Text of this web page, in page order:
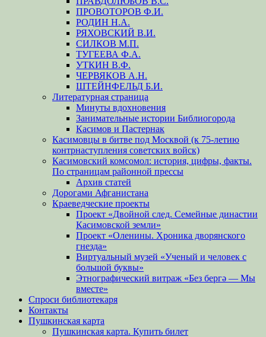
ПРОВОТОРОВ Ф.И.
РОДИН Н.А.
РЯХОВСКИЙ В.И.
СИЛКОВ М.П.
ТУГЕЕВА Ф.А.
УТКИН В.Ф.
ЧЕРВЯКОВ А.Н.
ШТЕЙНФЕЛЬД Б.И.
Литературная страница
Минуты вдохновения
Занимательные истории Библиогорода
Касимов и Пастернак
Касимовцы в битве под Москвой (к 75-летию
контрнаступления советских войск)
Касимовский комсомол: история, цифры, факты.
По страницам районной прессы
Архив статей
Дорогами Афганистана
Краеведческие проекты
Проект «Двойной след. Семейные династии
Касимовской земли»
Проект «Оленины. Хроника дворянского
гнезда»
Виртуальный музей «Ученый и человек с
большой буквы»
Этнографический витраж «Без бергə — Мы
вместе»
Спроси библиотекаря
Контакты
Пушкинская карта
Пушкинская карта. Купить билет